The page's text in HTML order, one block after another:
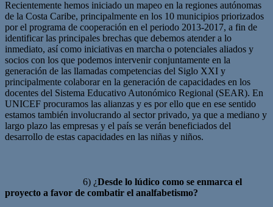
Recientemente hemos iniciado un mapeo en la regiones autónomas
de la Costa Caribe, principalmente en los 10 municipios priorizados
por el programa de cooperación en el periodo 2013-2017, a fin de
identificar las principales brechas que debemos atender a lo
inmediato, así como iniciativas en marcha o potenciales aliados y
socios con los que podemos intervenir conjuntamente en la
generación de las llamadas competencias del Siglo XXI y
principalmente colaborar en la generación de capacidades en los
docentes del Sistema Educativo Autonómico Regional (SEAR). En
UNICEF procuramos las alianzas y es por ello que en ese sentido
estamos también involucrando al sector privado, ya que a mediano y
largo plazo las empresas y el país se verán beneficiados del
desarrollo de estas capacidades en las niñas y niños.
6) ¿Desde lo lúdico como se enmarca el
proyecto a favor de combatir el analfabetismo?